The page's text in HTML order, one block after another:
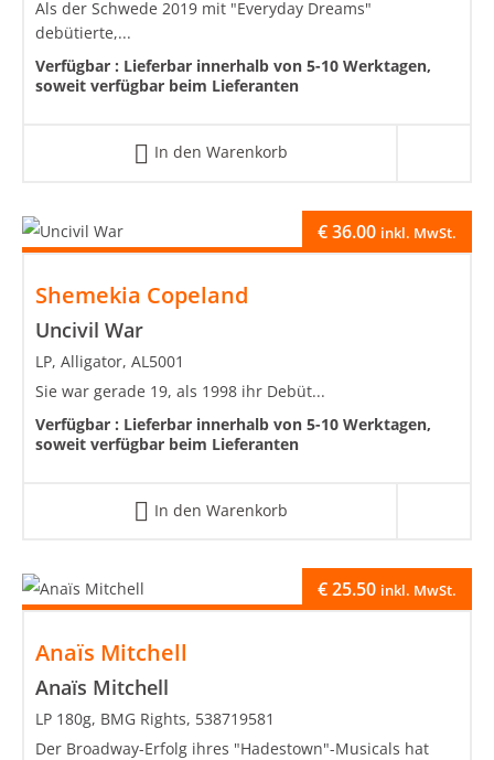
Als der Schwede 2019 mit "Everyday Dreams"
debütierte,...
Verfügbar : Lieferbar innerhalb von 5-10 Werktagen,
soweit verfügbar beim Lieferanten
In den Warenkorb
Shemekia Copeland
Uncivil War
€36.00 inkl. MwSt.
LP, Alligator, AL5001
Sie war gerade 19, als 1998 ihr Debüt...
Verfügbar : Lieferbar innerhalb von 5-10 Werktagen,
soweit verfügbar beim Lieferanten
In den Warenkorb
Anaïs Mitchell
Anaïs Mitchell
€25.50 inkl. MwSt.
LP 180g, BMG Rights, 538719581
Der Broadway-Erfolg ihres "Hadestown"-Musicals hat